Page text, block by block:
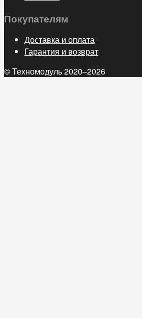
Покупателям
Доставка и оплата
Гарантия и возврат
© Техномодуль 2020–2026